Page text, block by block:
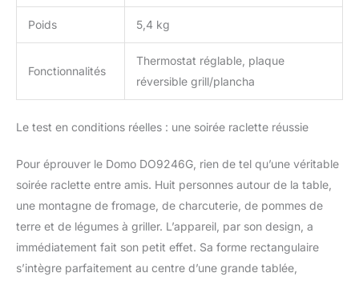
Poids 5,4 kg
Fonctionnalités
Thermostat réglable, plaque
réversible grill/plancha
Le test en conditions réelles : une soirée raclette réussie
Pour éprouver le Domo DO9246G, rien de tel qu’une véritable
soirée raclette entre amis. Huit personnes autour de la table,
une montagne de fromage, de charcuterie, de pommes de
terre et de légumes à griller. L’appareil, par son design, a
immédiatement fait son petit effet. Sa forme rectangulaire
s’intègre parfaitement au centre d’une grande tablée,